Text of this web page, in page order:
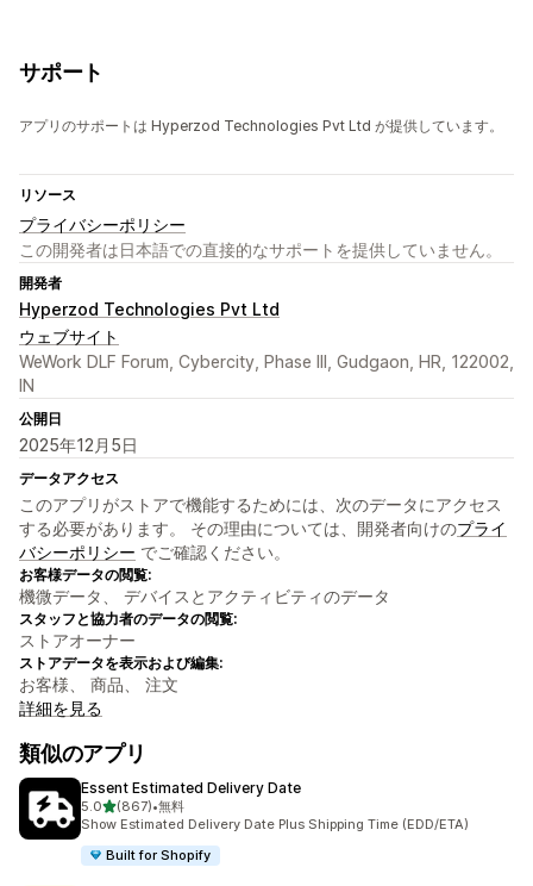
サポート
アプリのサポートは Hyperzod Technologies Pvt Ltd が提供しています。
リソース
プライバシーポリシー
この開発者は日本語での直接的なサポートを提供していません。
開発者
Hyperzod Technologies Pvt Ltd
ウェブサイト
WeWork DLF Forum, Cybercity, Phase III, Gudgaon, HR, 122002,
IN
公開日
2025年12月5日
データアクセス
このアプリがストアで機能するためには、次のデータにアクセス
する必要があります。 その理由については、開発者向けのプライ
バシーポリシー でご確認ください。
お客様データの閲覧:
機微データ、 デバイスとアクティビティのデータ
スタッフと協力者のデータの閲覧:
ストアオーナー
ストアデータを表示および編集:
お客様、 商品、 注文
詳細を見る
類似のアプリ
Essent Estimated Delivery Date
5.05つ星中
(867)
合計レビュー数：867件
•無料
Show Estimated Delivery Date Plus Shipping Time (EDD/ETA)
Built for Shopify